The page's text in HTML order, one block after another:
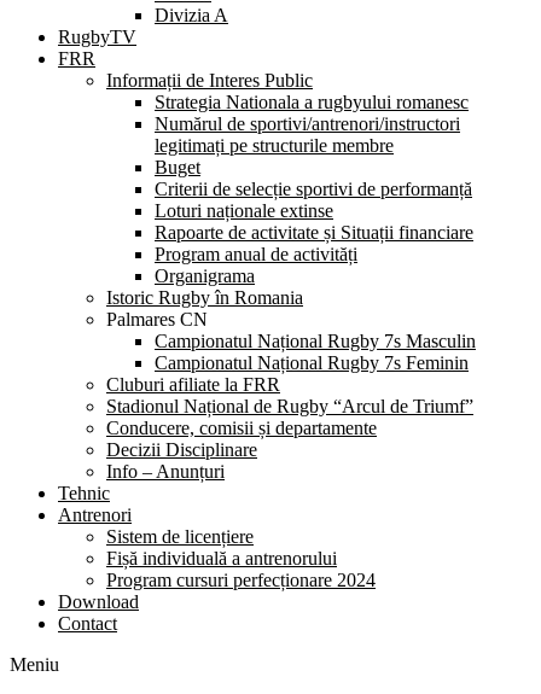
Divizia A
RugbyTV
FRR
Informații de Interes Public
Strategia Nationala a rugbyului romanesc
Numărul de sportivi/antrenori/instructori
legitimați pe structurile membre
Buget
Criterii de selecție sportivi de performanță
Loturi naționale extinse
Rapoarte de activitate și Situații financiare
Program anual de activități
Organigrama
Istoric Rugby în Romania
Palmares CN
Campionatul Național Rugby 7s Masculin
Campionatul Național Rugby 7s Feminin
Cluburi afiliate la FRR
Stadionul Național de Rugby “Arcul de Triumf”
Conducere, comisii și departamente
Decizii Disciplinare
Info – Anunțuri
Tehnic
Antrenori
Sistem de licențiere
Fișă individuală a antrenorului
Program cursuri perfecționare 2024
Download
Contact
Meniu